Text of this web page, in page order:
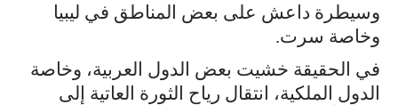
وسيطرة داعش على بعض المناطق في ليبيا
وخاصة سرت.
في الحقيقة خشيت بعض الدول العربية، وخاصة
الدول الملكية، انتقال رياح الثورة العاتية إلى